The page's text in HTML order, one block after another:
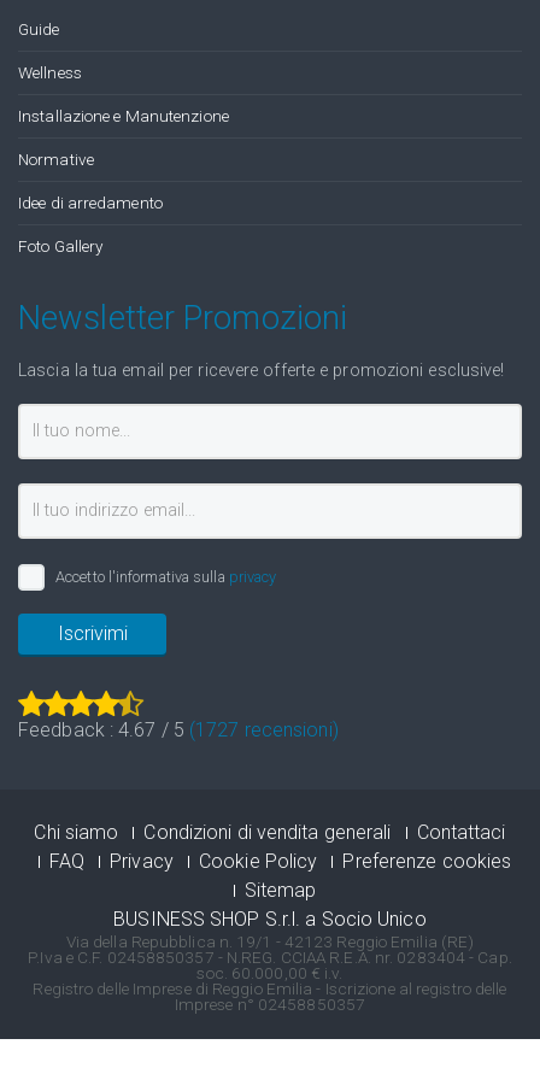
Guide
Wellness
Installazione e Manutenzione
Normative
Idee di arredamento
Foto Gallery
Newsletter Promozioni
Lascia la tua email per ricevere offerte e promozioni esclusive!
Accetto l'informativa sulla privacy
Iscrivimi
Feedback :4.67 / 5 (1727 recensioni)
Chi siamo Condizioni di vendita generali
Contattaci
FAQ
Privacy Cookie Policy
Preferenze cookies
Sitemap
BUSINESS SHOP S.r.l. a Socio Unico
Via della Repubblica n. 19/1 - 42123 Reggio Emilia (RE)
P.Iva e C.F. 02458850357 - N.REG. CCIAA R.E.A. nr. 0283404 - Cap.
soc. 60.000,00 € i.v.
Registro delle Imprese di Reggio Emilia - Iscrizione al registro delle
Imprese n° 02458850357